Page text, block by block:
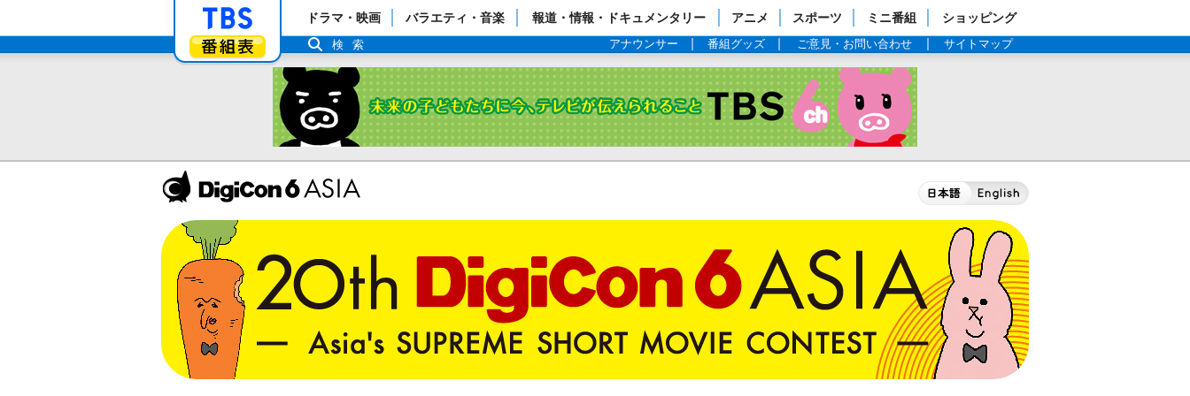
「TBSテレビ」トップページ
番組表
ドラマ・映画 バラエティ・音楽 報道・情報・ドキュメンタリー アニメ スポーツ ミニ番組 ショッピング
アナウンサー 番組グッズ ご意見・お問い合わせ サイトマップ
検索